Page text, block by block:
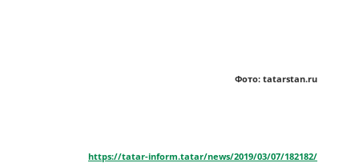
Фото: tatarstan.ru
https://tatar-inform.tatar/news/2019/03/07/182182/